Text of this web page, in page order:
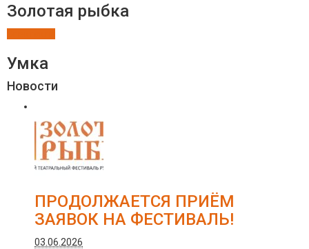
Золотая рыбка
Умка
Новости
ПРОДОЛЖАЕТСЯ ПРИЁМ
ЗАЯВОК НА ФЕСТИВАЛЬ!
03.06.2026